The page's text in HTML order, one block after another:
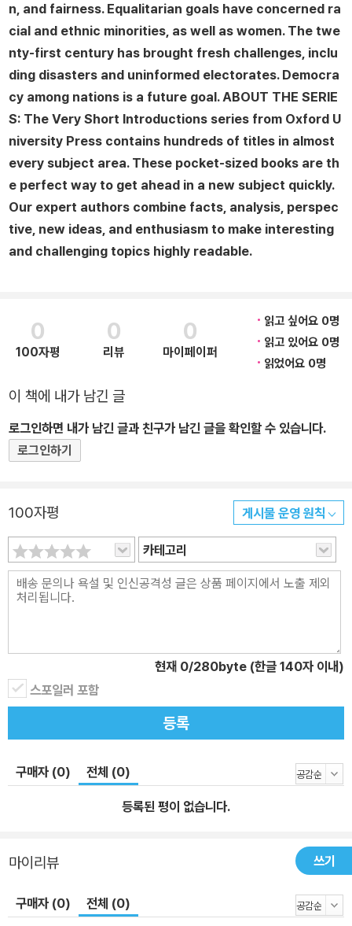
n, and fairness. Equalitarian goals have concerned ra
cial and ethnic minorities, as well as women. The twe
nty-first century has brought fresh challenges, inclu
ding disasters and uninformed electorates. Democra
cy among nations is a future goal. ABOUT THE SERIE
S: The Very Short Introductions series from Oxford U
niversity Press contains hundreds of titles in almost
every subject area. These pocket-sized books are th
e perfect way to get ahead in a new subject quickly.
Our expert authors combine facts, analysis, perspec
tive, new ideas, and enthusiasm to make interesting
and challenging topics highly readable.
0
100자평
0
리뷰
0
마이페이퍼
읽고 싶어요 0명
읽고 있어요 0명
읽었어요 0명
이 책에 내가 남긴 글
로그인하면 내가 남긴 글과 친구가 남긴 글을 확인할 수 있습니다.
로그인하기
100자평 게시물 운영 원칙
카테고리
현재 0/280byte (한글 140자 이내)
스포일러 포함
등록
구매자 (0) 전체 (0)
등록된 평이 없습니다.
마이리뷰 쓰기
구매자 (0) 전체 (0)